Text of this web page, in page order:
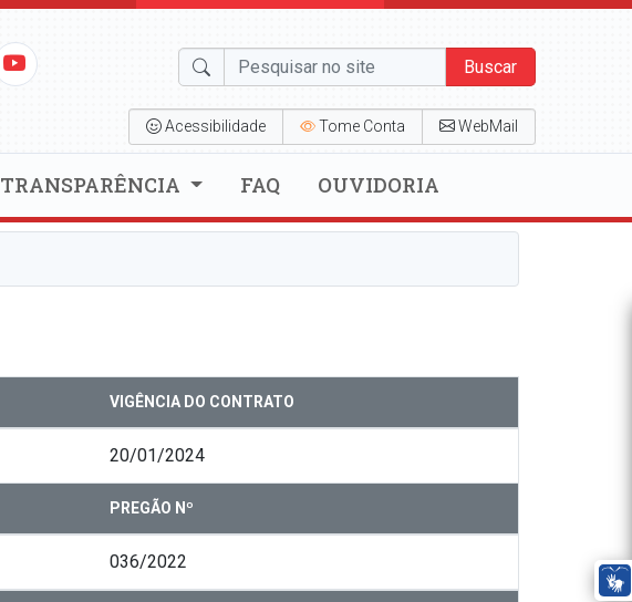
Buscar
Acessibilidade Tome Conta WebMail
TRANSPARÊNCIA FAQ OUVIDORIA
VIGÊNCIA DO CONTRATO
20/01/2024
PREGÃO Nº
036/2022